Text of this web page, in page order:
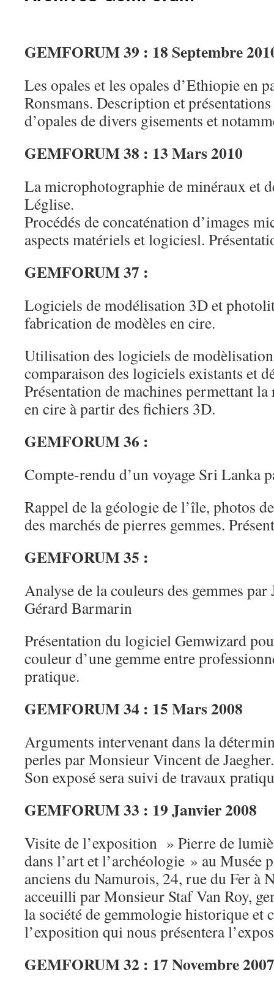
GEMFORUM 39 : 18 Septembre
Les opales et les opales d’Ethiopie en
Ronsmans. Description et
d’opales de divers gisements et
GEMFORUM 38 : 13 Mars 2010
La microphotographie de minéraux et
Léglise.
Procédés de concaténation d’images
aspects matériels et logiciesl.
GEMFORUM 37 :
Logiciels de modélisation 3D et
fabrication de modèles en cire.
Utilisation des logiciels de
comparaison des logiciels existants et
Présentation de machines permettant
en cire à partir des fichiers 3D.
GEMFORUM 36 :
Compte-rendu d’un voyage Sri Lanka
Rappel de la géologie de l’île, photos
des marchés de pierres gemmes.
GEMFORUM 35 :
Analyse de la couleurs des gemmes
Gérard Barmarin
Présentation du logiciel Gemwizard
couleur d’une gemme entre
pratique.
GEMFORUM 34 : 15 Mars 2008
Arguments intervenant dans la
perles par Monsieur Vincent de Jaegher.
Son exposé sera suivi de travaux
GEMFORUM 33 : 19 Janvier 2008
Visite de l’exposition » Pierre de
dans l’art et l’archéologie » au Musée
anciens du Namurois, 24, rue du Fer à
acceuilli par Monsieur Staf Van Roy,
la société de gemmologie historique et
l’exposition qui nous présentera
GEMFORUM 32 : 17 Novembre 2007